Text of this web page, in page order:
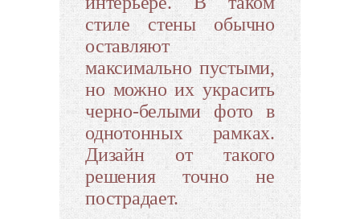
стиле стены обычно
оставляют
максимально пустыми,
но можно их украсить
черно-белыми фото в
однотонных рамках.
Дизайн от такого
решения точно не
пострадает.